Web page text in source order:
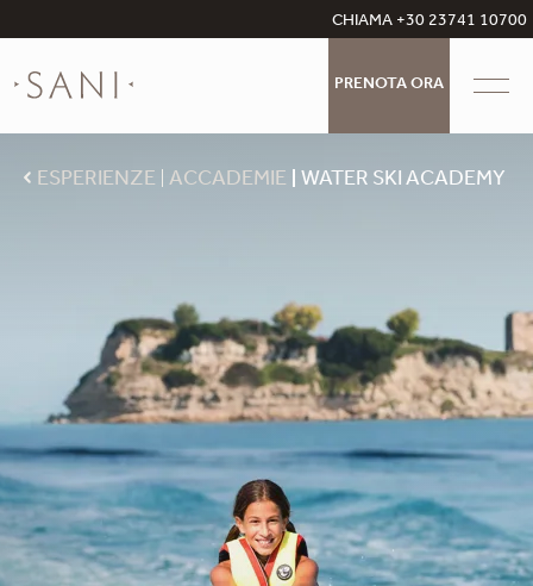
CHIAMA +30 23741 10700
PRENOTA ORA
ESPERIENZE ACCADEMIE WATER SKI ACADEMY